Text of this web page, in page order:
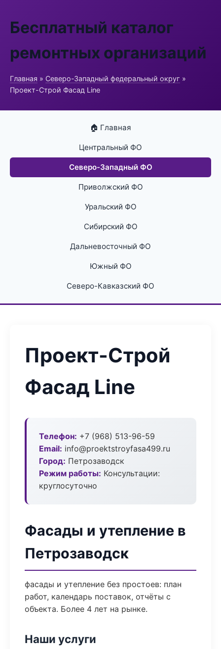
Бесплатный каталог
ремонтных организаций
Главная » Северо-Западный федеральный округ »
Проект-Строй Фасад Line
🏠 Главная
Центральный ФО
Северо-Западный ФО
Приволжский ФО
Уральский ФО
Сибирский ФО
Дальневосточный ФО
Южный ФО
Северо-Кавказский ФО
Проект-Строй
Фасад Line
Телефон: +7 (968) 513-96-59
Email: info@proektstroyfasa499.ru
Город: Петрозаводск
Режим работы: Консультации:
круглосуточно
Фасады и утепление в
Петрозаводск
фасады и утепление без простоев: план
работ, календарь поставок, отчёты с
объекта. Более 4 лет на рынке.
Наши услуги